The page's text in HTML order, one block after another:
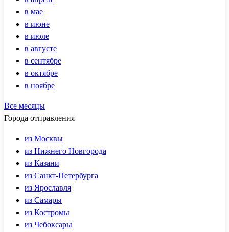
в мае
в июне
в июле
в августе
в сентябре
в октябре
в ноябре
Все месяцы
Города отправления
из Москвы
из Нижнего Новгорода
из Казани
из Санкт-Петербурга
из Ярославля
из Самары
из Костромы
из Чебоксары